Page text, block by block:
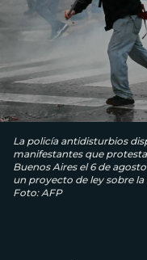
La policía antidisturbios
manifestantes que
Buenos Aires el 6 de
un proyecto de ley sobre
Foto: AFP